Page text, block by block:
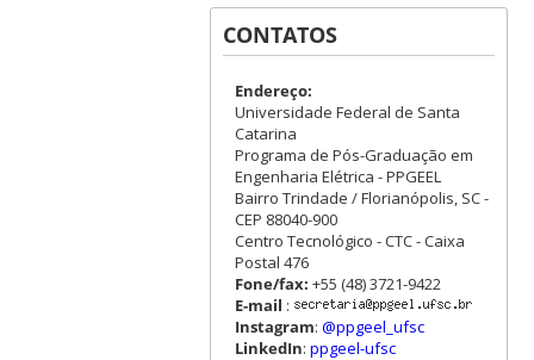
CONTATOS
Endereço:
Universidade Federal de Santa
Catarina
Programa de Pós-Graduação em
Engenharia Elétrica - PPGEEL
Bairro Trindade / Florianópolis, SC -
CEP 88040-900
Centro Tecnológico - CTC - Caixa
Postal 476
Fone/fax: +55 (48) 3721-9422
E-mail :
Instagram: @ppgeel_ufsc
LinkedIn: ppgeel-ufsc